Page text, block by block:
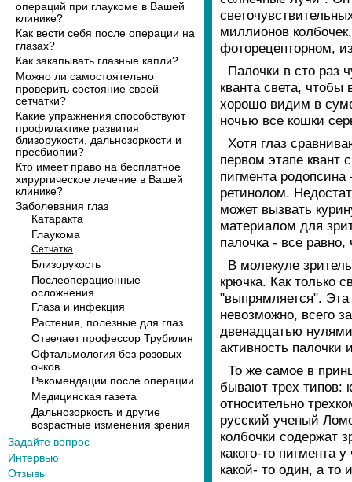
операций при глаукоме в Вашей
клинике?
Как вести себя после операции на
глазах?
Как закапывать глазные капли?
Можно ли самостоятельно
проверить состояние своей
сетчатки?
Какие упражнения способствуют
профилактике развития
близорукости, дальнозоркости и
пресбиопии?
Кто имеет право на бесплатное
хирургическое лечение в Вашей
клинике?
Заболевания глаз
Катаракта
Глаукома
Сетчатка
Близорукость
Послеоперационные
осложнения
Глаза и инфекция
Растения, полезные для глаз
Отвечает профессор Трубилин
Офтальмология без розовых
очков
Рекомендации после операции
Медицинская газета
Дальнозоркость и другие
возрастные изменения зрения
Задайте вопрос
Интервью
Отзывы
миллионов
фоторецепторном,
Палочки в сто раз
кванта света,
хорошо видим в
ночью все кошки
Хотя глаз
первом этапе квант
пигмента
ретинолом.
может вызвать
материалом для
палочка - все
В молекуле
крючка. Как только
"выпрямляется". Эта
невозможно, всего
двенадцатью
активность
То же самое в
бывают трех типов:
относительно
русский ученый
колбочки содержат
какого-то пигмента
какой- то один, а то